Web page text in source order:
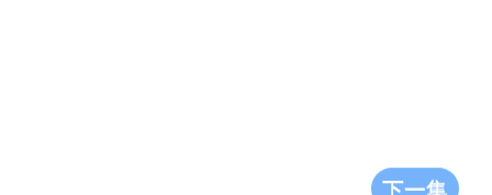
下一集